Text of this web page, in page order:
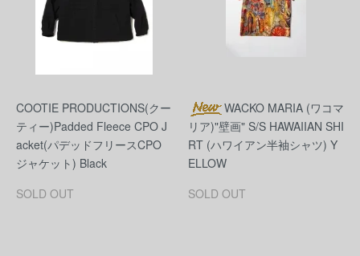
COOTIE PRODUCTIONS(クー
ティー)Padded Fleece CPO J
acket(パデッドフリースCPO
ジャケット) Black
SOLD OUT
WACKO MARIA (ワコマ
リア)"壁画" S/S HAWAIIAN SHI
RT (ハワイアン半袖シャツ) Y
ELLOW
SOLD OUT